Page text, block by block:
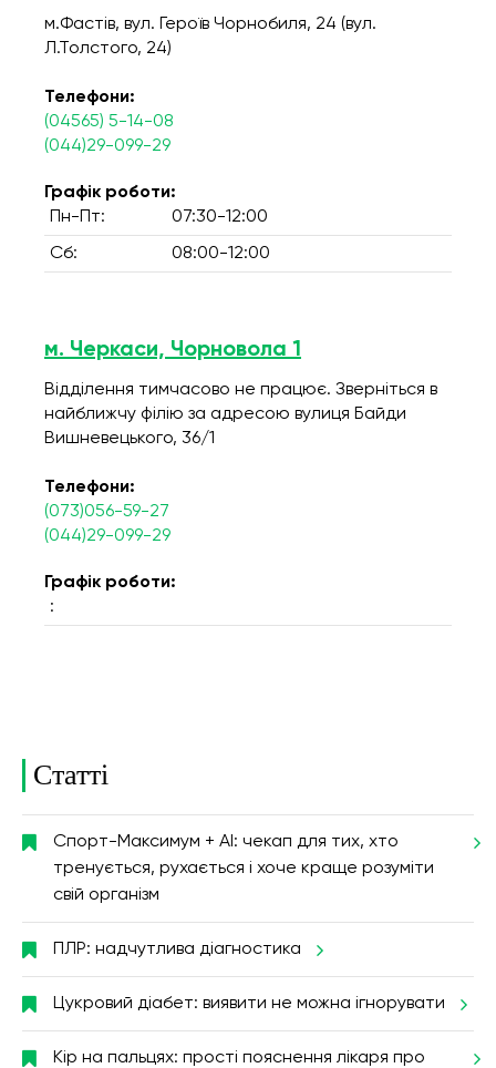
м.Фастів, вул. Героїв Чорнобиля, 24 (вул.
Л.Толстого, 24)
Телефони:
(04565) 5-14-08
(044)29-099-29
Графік роботи:
Пн-Пт:
07:30-12:00
Сб: 08:00-12:00
м. Черкаси, Чорновола 1
Відділення тимчасово не працює. Зверніться в
найближчу філію за адресою вулиця Байди
Вишневецького, 36/1
Телефони:
(073)056-59-27
(044)29-099-29
Графік роботи:
:
Статті
Спорт-Максимум + AI: чекап для тих, хто
тренується, рухається і хоче краще розуміти
свій організм
ПЛР: надчутлива діагностика
Цукровий діабет: виявити не можна ігнорувати
Кір на пальцях: прості пояснення лікаря про